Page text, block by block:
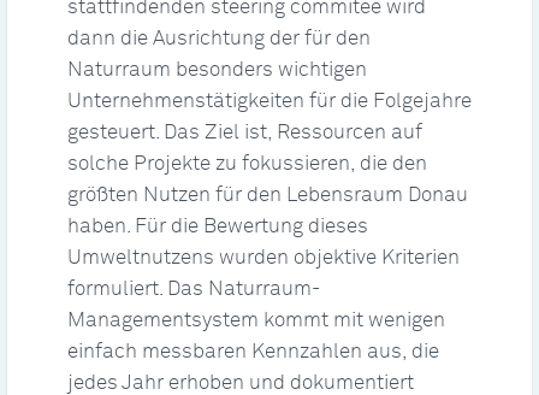
stattfindenden steering commitee wird
dann die Ausrichtung der für den
Naturraum besonders wichtigen
Unternehmenstätigkeiten für die Folgejahre
gesteuert. Das Ziel ist, Ressourcen auf
solche Projekte zu fokussieren, die den
größten Nutzen für den Lebensraum Donau
haben. Für die Bewertung dieses
Umweltnutzens wurden objektive Kriterien
formuliert. Das Naturraum-
Managementsystem kommt mit wenigen
einfach messbaren Kennzahlen aus, die
jedes Jahr erhoben und dokumentiert